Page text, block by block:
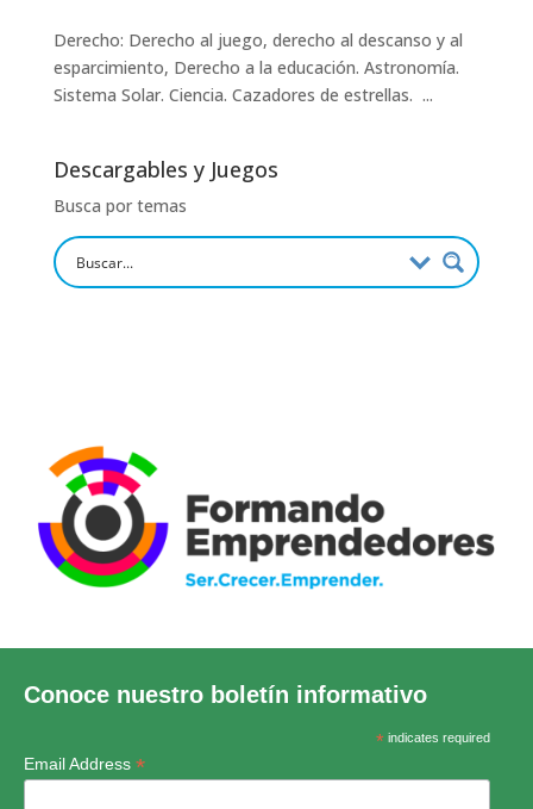
Derecho: Derecho al juego, derecho al descanso y al
esparcimiento, Derecho a la educación. Astronomía.
Sistema Solar. Ciencia. Cazadores de estrellas. ...
Descargables y Juegos
Busca por temas
Conoce nuestro boletín informativo
*indicates required
Email Address *